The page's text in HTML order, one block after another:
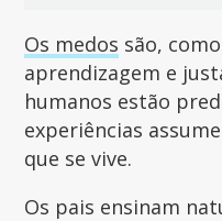
Os medos são,
aprendizagem e
humanos estão
experiências
que se vive.
Os pais ensinam